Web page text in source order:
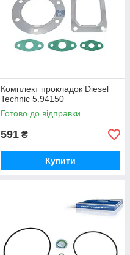
Комплект прокладок Diesel
Technic 5.94150
Готово до відправки
591 ₴
Купити